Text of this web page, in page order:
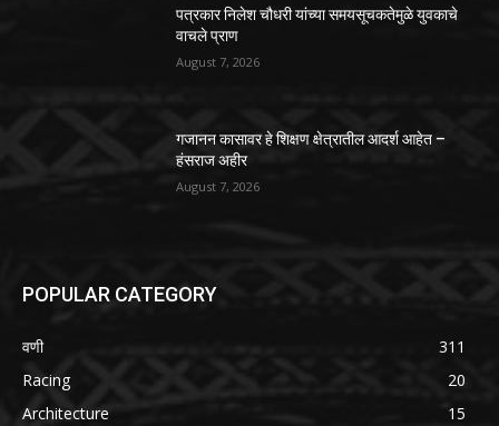
पत्रकार निलेश चौधरी यांच्या समयसूचकतेमुळे युवकाचे
वाचले प्राण
August 7, 2026
गजानन कासावर हे शिक्षण क्षेत्रातील आदर्श आहेत –
हंसराज अहीर
August 7, 2026
POPULAR CATEGORY
वणी
311
Racing
20
Architecture
15